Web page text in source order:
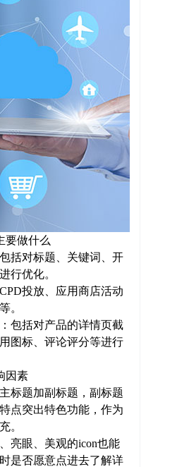
做什么
括对标题、关键词、开
行优化。
投放、应用商店活动
。
包括对产品的详情页截
图标、评论评分等进行
因素
标题加副标题，副标题
点突出特色功能，作为
。
眼、美观的icon也能
是否愿意点进去了解详